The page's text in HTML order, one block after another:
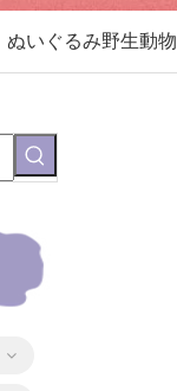
ぬいぐるみ野生動物